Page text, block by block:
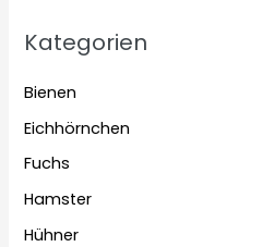
Kategorien
Bienen
Eichhörnchen
Fuchs
Hamster
Hühner